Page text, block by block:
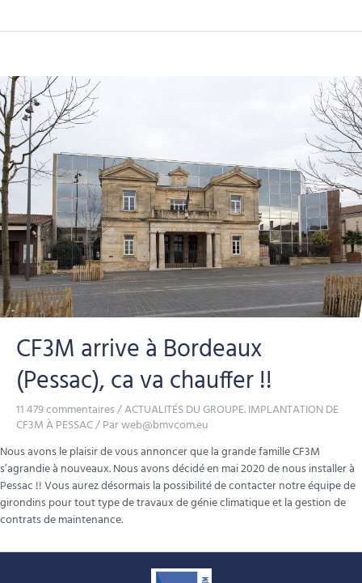
CF3M arrive à Bordeaux
(Pessac), ca va chauffer !!
11 479 commentaires/ACTUALITÉS DU GROUPE. IMPLANTATION DE
CF3M À PESSAC/ Parweb@bmvcom.eu
Nous avons le plaisir de vous annoncer que la grande famille CF3M
s’agrandie à nouveaux. Nous avons décidé en mai 2020 de nous installer à
Pessac !! Vous aurez désormais la possibilité de contacter notre équipe de
girondins pour tout type de travaux de génie climatique et la gestion de
contrats de maintenance.